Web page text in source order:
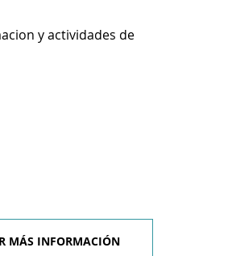
y actividades de
MÁS INFORMACIÓN